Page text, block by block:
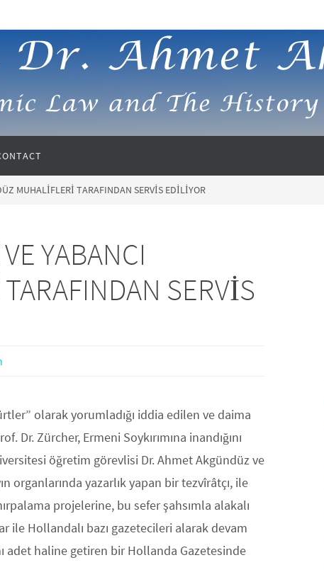
MUHALİFLERİ TARAFINDAN SERVİS EDİLİYOR
YABANCI
SERVİS
olarak yorumladığı iddia edilen ve daima
Dr. Zürcher, Ermeni Soykırımına inandığını
öğretim görevlisi Dr. Ahmet Akgündüz ve
organlarında yazarlık yapan bir tezvîrâtçı, ile
projelerine, bu sefer şahsımla alakalı
ile Hollandalı bazı gazetecileri alarak devam
adet haline getiren bir Hollanda Gazetesinde